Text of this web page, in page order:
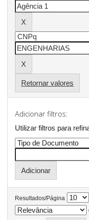
Retornar valores
Adicionar filtros:
Utilizar filtros para
Resultados/Página